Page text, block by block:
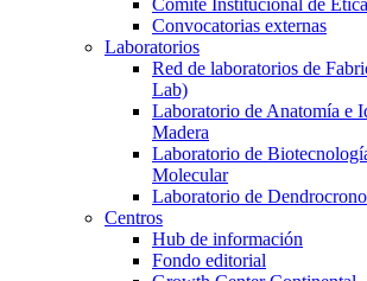
Comité Institucional de
Convocatorias externas
Laboratorios
Red de laboratorios de
Lab)
Laboratorio de Anatomía e
Madera
Laboratorio de
Molecular
Laboratorio de
Centros
Hub de información
Fondo editorial